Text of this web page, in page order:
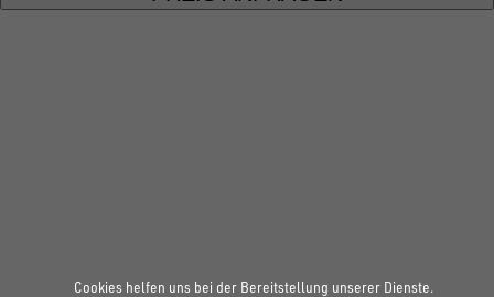
Cookies helfen uns bei der Bereitstellung unserer Dienste.